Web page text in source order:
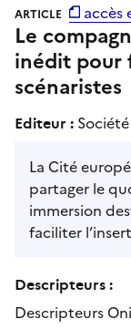
accès
ARTICLE
Le
inédit pour
scénaristes
Editeur :
La Cité
partager le
immersion
faciliter
Descripteurs :
Descripteurs